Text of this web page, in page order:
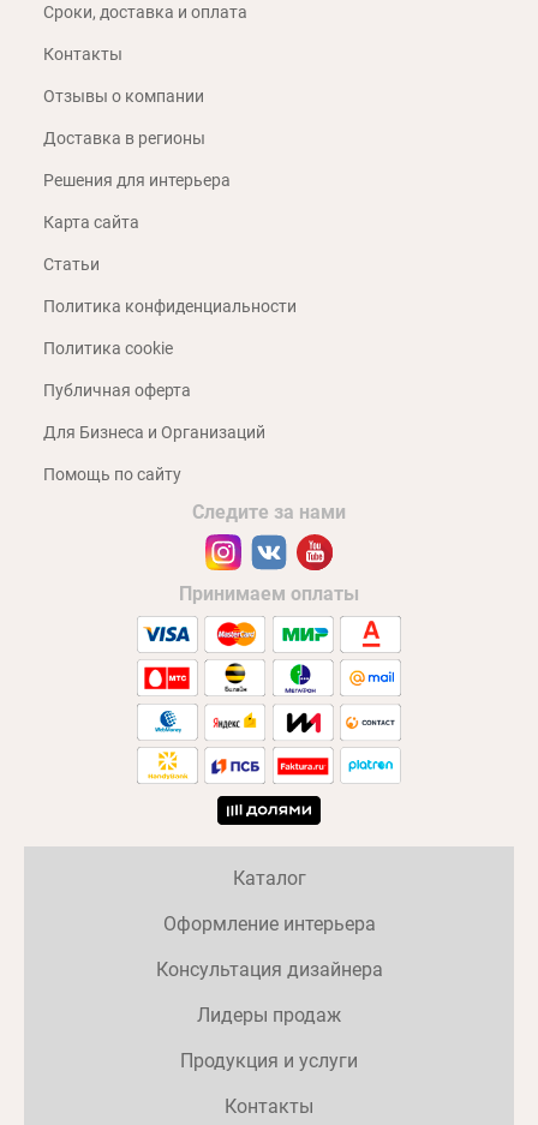
Сроки, доставка и оплата
Контакты
Отзывы о компании
Доставка в регионы
Решения для интерьера
Карта сайта
Статьи
Политика конфиденциальности
Политика cookie
Публичная оферта
Для Бизнеса и Организаций
Помощь по сайту
Следите за нами
Принимаем оплаты
Каталог
Оформление интерьера
Консультация дизайнера
Лидеры продаж
Продукция и услуги
Контакты